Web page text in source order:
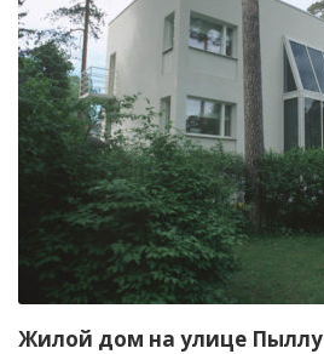
Жилой дом на улице Пыллу